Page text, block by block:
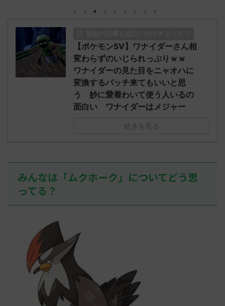
リージョ
ただダグト
れたウミト
た！ (ﾜｯﾁ
た！ (ﾜｯﾁｮｲW d56d-NwUu)
01:07:00.69ID:oUI00NrJ0 エクスレ
ッグヘルムかっこいいから助かる 名
無しさん0971 0971 名無しさん、君に
決めた！ (ﾜｯﾁｮｲW b524-NwUu)
2023/06/28(水 ...
2023/06/
たラウドボ
決めた！ (ﾜ
【ポケモンSV】ワナイダーさん相
変わらずのいじられっぷりｗｗ
ワナイダーの見た目をニャオハに
変換するパッチ来てもいいと思
う 妙に愛着わいて使う人いるの
面白い ワナイダーはメジャー
続きを見る
みんなは「ムクホーク」についてどう思
ってる？